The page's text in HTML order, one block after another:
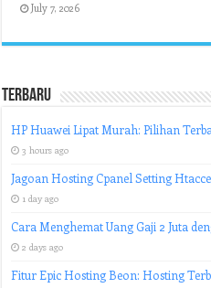
July 7, 2026
Terbaru
HP Huawei Lipat Murah: Pilihan
3 hours ago
Jagoan Hosting Cpanel Setting
1 day ago
Cara Menghemat Uang Gaji 2 Juta
2 days ago
Fitur Epic Hosting Beon: Hosting